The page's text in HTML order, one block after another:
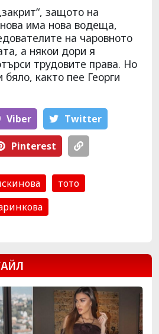
защото на
има нова водеща,
на чаровното
а някои дори я
трудовите права. Но
както пее Георги
Viber Тwitter
Pinterest
тото